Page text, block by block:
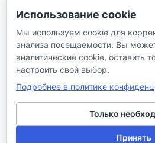
info@aquatehnik.com
г. Краснодар (Центр),
ул. Чкалова, 167
© 2026 ИП Сибирцев И. В.
Использование cookie
Мы используем cookie для
анализа посещаемости. Вы
аналитические cookie, оставить
настроить свой выбор.
Подробнее в политике
Только
Принять